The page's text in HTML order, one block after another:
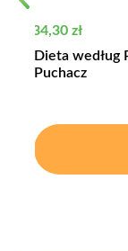
Cena
34,30 zł
Dieta według
Puchacz